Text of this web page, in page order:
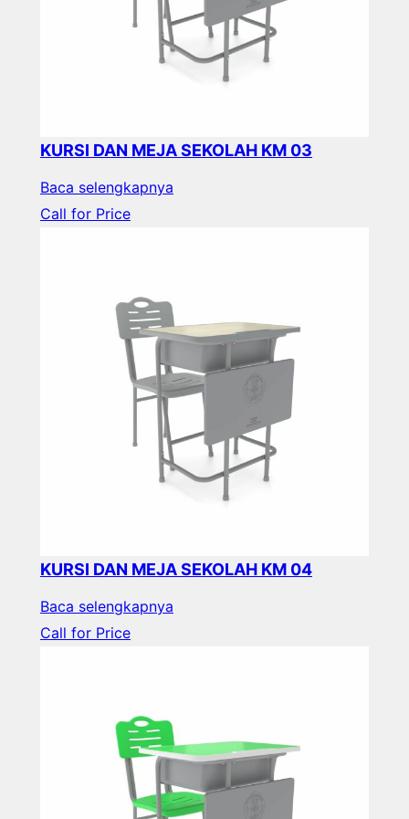
KURSI DAN MEJA SEKOLAH KM 03
Baca selengkapnya
Call for Price
KURSI DAN MEJA SEKOLAH KM 04
Baca selengkapnya
Call for Price